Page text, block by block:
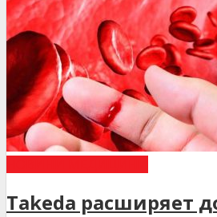
Takeda расширяет